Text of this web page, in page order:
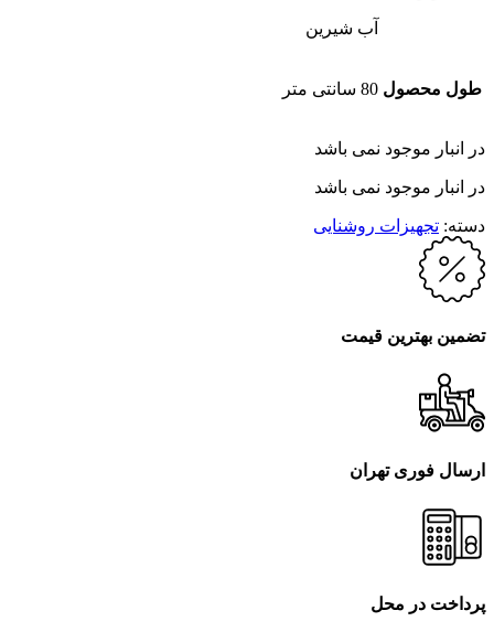
آب شیرین
طول محصول 80 سانتی متر
در انبار موجود نمی باشد
در انبار موجود نمی باشد
دسته: تجهیزات روشنایی
تضمین بهترین قیمت
ارسال فوری تهران
پرداخت در محل